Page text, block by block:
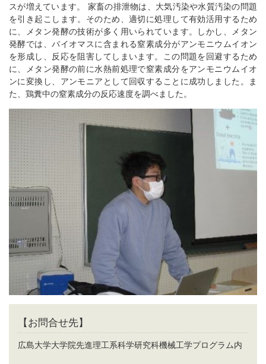
スが増えています。 家畜の排泄物は、大気汚染や水質汚染の問題
を引き起こします。そのため、適切に処理して有効活用するため
に、メタン発酵の技術が多く用いられています。しかし、メタン
発酵では、バイオマスに含まれる窒素成分がアンモニウムイオン
を形成し、反応を阻害してしまいます。この問題を回避するため
に、メタン発酵の前に水熱前処理で窒素成分をアンモニウムイオ
ンに変換し、アンモニアとして回収することに成功しました。ま
た、鶏糞中の窒素成分の反応速度を調べました。
【お問合せ先】
広島大学大学院先進理工系科学研究科機械工学プログラム内